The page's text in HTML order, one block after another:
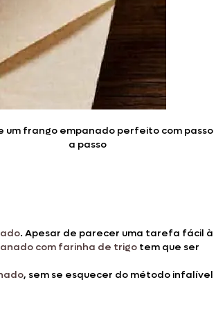
um frango empanado perfeito com passo
a passo
. Apesar de parecer uma tarefa fácil à
com farinha de trigo tem que ser
, sem se esquecer do método infalível